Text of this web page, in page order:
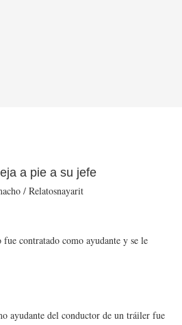
a pie a su jefe
/ Relatosnayarit
contratado como ayudante y se le
ayudante del conductor de un tráiler fue